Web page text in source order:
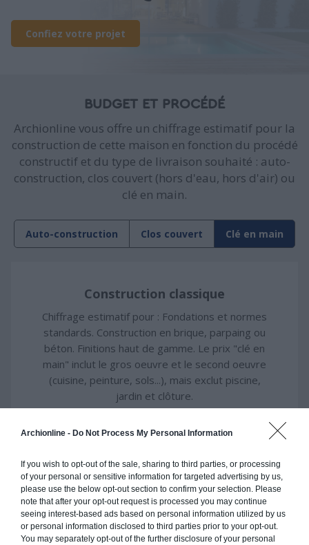
Archionline - Do Not Process My Personal Information
If you wish to opt-out of the sale, sharing to third parties, or processing
of your personal or sensitive information for targeted advertising by us,
please use the below opt-out section to confirm your selection. Please
note that after your opt-out request is processed you may continue
seeing interest-based ads based on personal information utilized by us
or personal information disclosed to third parties prior to your opt-out.
You may separately opt-out of the further disclosure of your personal
Confiez votre projet
BUDGET ET PROCÉDÉ
Archionline vous offre un chiffrage estimatif pour la
construction de cette maison en fonction du procédé
constructif et du type de livraison souhaité : auto-
construction, clos couvert (hors d'eau, hors d'air) ou
clé en main.
Auto-construction Clos couvert Clé en main
Construction classique
Chiffrage estimatif pour : Fondations et normes
standards. Construction en brique, parpaing ou
béton. Finitions haut de gamme. Le prix "clé en
main" inclut le gros oeuvre et le second oeuvre
(cuisine, peinture, sols...), mais exclut piscine,
jardin et clôture.
390 000€ TTC
Je la veux !